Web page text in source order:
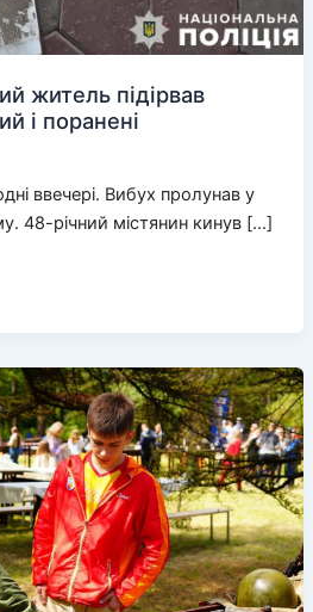
житель підірвав
і поранені
ввечері. Вибух пролунав у
48-річний містянин кинув […]